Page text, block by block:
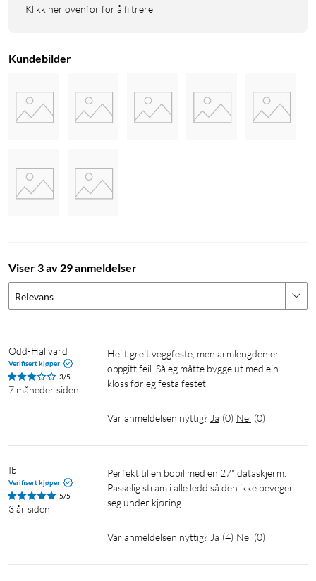
Klikk her ovenfor for å filtrere
Kundebilder
Viser 3 av 29 anmeldelser
Relevans
Odd-Hallvard
Verifisert kjøper
3/5
7 måneder siden
Heilt greit veggfeste, men armlengden er
oppgitt feil. Så eg måtte bygge ut med ein
kloss før eg festa festet
Var anmeldelsen nyttig? Ja (0) Nei (0)
Ib
Verifisert kjøper
5/5
3 år siden
Perfekt til en bobil med en 27" dataskjerm.
Passelig stram i alle ledd så den ikke beveger
seg under kjøring
Var anmeldelsen nyttig? Ja (4) Nei (0)